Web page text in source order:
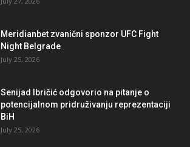
Meridianbet zvanični sponzor UFC Fight
Night Belgrade
July 25, 2026
Senijad Ibričić odgovorio na pitanje o
potencijalnom pridruživanju reprezentaciji
BiH
July 25, 2026